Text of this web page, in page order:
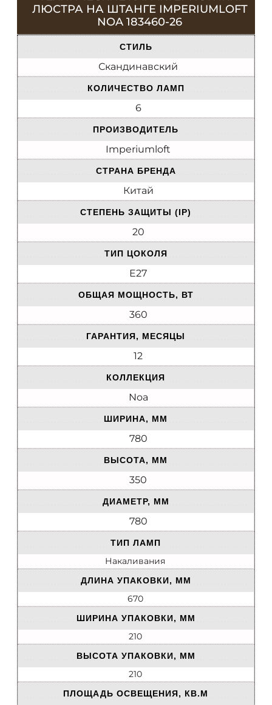
ЛЮСТРА НА ШТАНГЕ IMPERIUMLOFT
NOA 183460-26
СТИЛЬ
Скандинавский
КОЛИЧЕСТВО ЛАМП
6
ПРОИЗВОДИТЕЛЬ
Imperiumloft
СТРАНА БРЕНДА
Китай
СТЕПЕНЬ ЗАЩИТЫ (IP)
20
ТИП ЦОКОЛЯ
E27
ОБЩАЯ МОЩНОСТЬ, ВТ
360
ГАРАНТИЯ, МЕСЯЦЫ
12
КОЛЛЕКЦИЯ
Noa
ШИРИНА, ММ
780
ВЫСОТА, ММ
350
ДИАМЕТР, ММ
780
ТИП ЛАМП
Накаливания
ДЛИНА УПАКОВКИ, ММ
670
ШИРИНА УПАКОВКИ, ММ
210
ВЫСОТА УПАКОВКИ, ММ
210
ПЛОЩАДЬ ОСВЕЩЕНИЯ, КВ.М